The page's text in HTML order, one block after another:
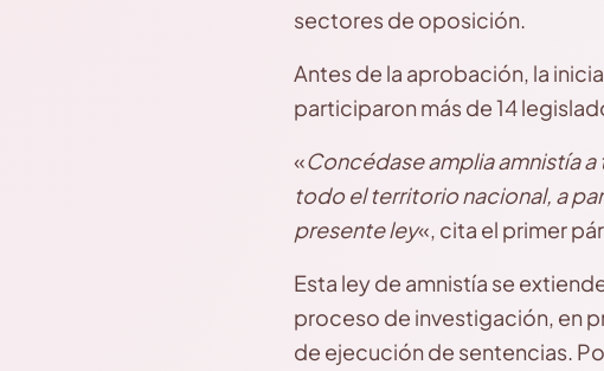
sectores de oposición.
Antes de la aprobación, la
participaron más de 14
«Concédase amplia amnistía
todo el territorio nacional, a
presente ley«, cita el primer
Esta ley de amnistía se
proceso de investigación, en
de ejecución de sentencias.